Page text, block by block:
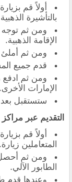
‏أولاً قم
بالتأشيرة
‏ومن ثم
الإقامة الذهبية.
ومن ثم
‏قدم جميع
ومن ثم
الإمارات الأخرى.
ستستقبل بعد
التقديم عبر
‏أولاً قم
المتعاملين زيارة.
ومن ثم
الطابور الآلي.
وعندها ‏قدم